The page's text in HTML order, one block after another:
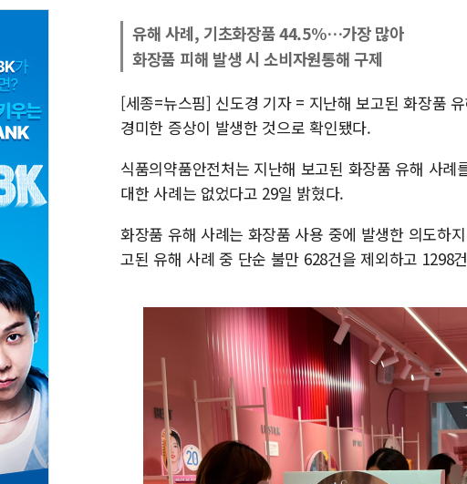
유해 사례, 기초화장품 44.5%…가장 많아
화장품 피해 발생 시 소비자원통해 구제
[세종=뉴스핌] 신도경 기자 = 지난해 보고된 화장품
경미한 증상이 발생한 것으로 확인됐다.
식품의약품안전처는 지난해 보고된 화장품 유해 사
대한 사례는 없었다고 29일 밝혔다.
화장품 유해 사례는 화장품 사용 중에 발생한 의도하
고된 유해 사례 중 단순 불만 628건을 제외하고 1298